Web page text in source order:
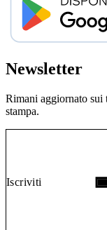
Newsletter
Rimani aggiornato sui
stampa.
Iscriviti